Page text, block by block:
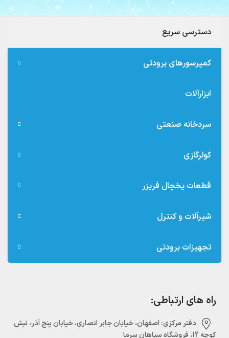
دسترسی سریع
کمپرسورهای برودتی
ابزارآلات
سردخانه صنعتی
کولرگازی
قطعات یخچال فریزر
شیرآلات و کنترل
تجهیزات برودتی
راه های ارتباطی:
دفتر مرکزی:‌ اصفهان، خیابان جابر انصاری، خیابان پنج آذر، نبش
کوچه 12، فروشگاه سپاهان سرما